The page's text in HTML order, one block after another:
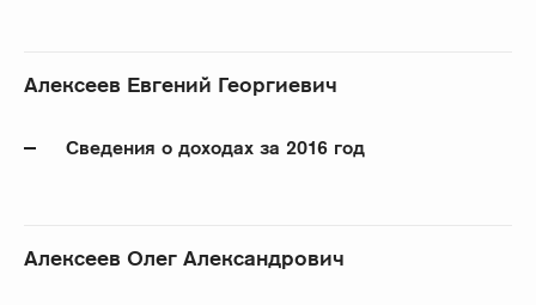
Алексеев Евгений Георгиевич
Сведения о доходах за 2016 год
Алексеев Олег Александрович